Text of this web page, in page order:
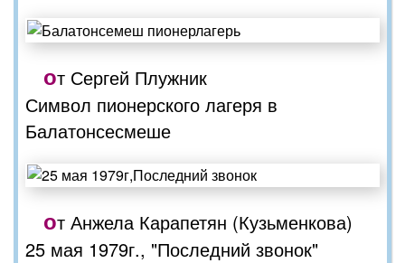
от Сергей Плужник
Символ пионерского лагеря в
Балатонсесмеше
от Анжела Карапетян (Кузьменкова)
25 мая 1979г., "Последний звонок"